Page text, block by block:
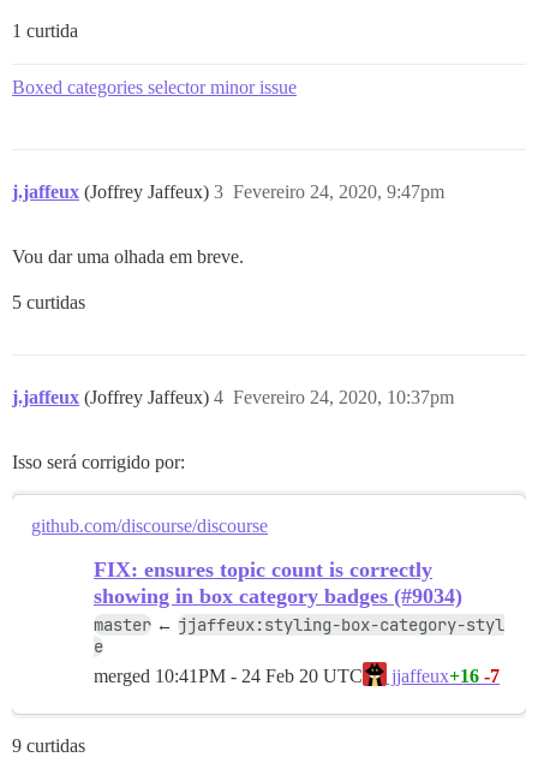
1 curtida
Boxed categories selector minor issue
j.jaffeux (Joffrey Jaffeux) Fevereiro 24, 2020, 9:47pm
3
Vou dar uma olhada em breve.
5 curtidas
j.jaffeux (Joffrey Jaffeux) Fevereiro 24, 2020, 10:37pm
4
Isso será corrigido por:
github.com/discourse/discourse
FIX: ensures topic count is correctly
showing in box category badges (#9034)
master ← jjaffeux:styling-box-category-styl
e
merged 10:41PM - 24 Feb 20 UTC jjaffeux+16 -7
9 curtidas